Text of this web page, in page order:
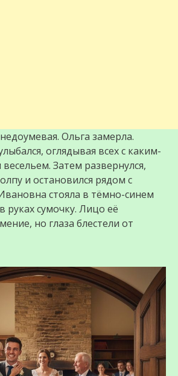
Ольга замерла.
оглядывая всех с каким-
Затем развернулся,
и остановился рядом с
стояла в тёмно-синем
руках сумочку. Лицо её
но глаза блестели от